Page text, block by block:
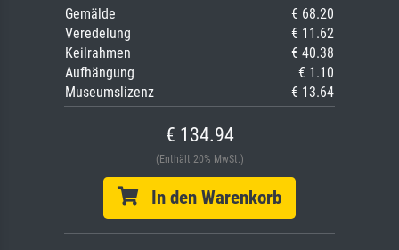
Gemälde
€ 68.20
Veredelung
€ 11.62
Keilrahmen
€ 40.38
Aufhängung
€ 1.10
Museumslizenz
€ 13.64
€ 134.94
(Enthält 20% MwSt.)
In den Warenkorb